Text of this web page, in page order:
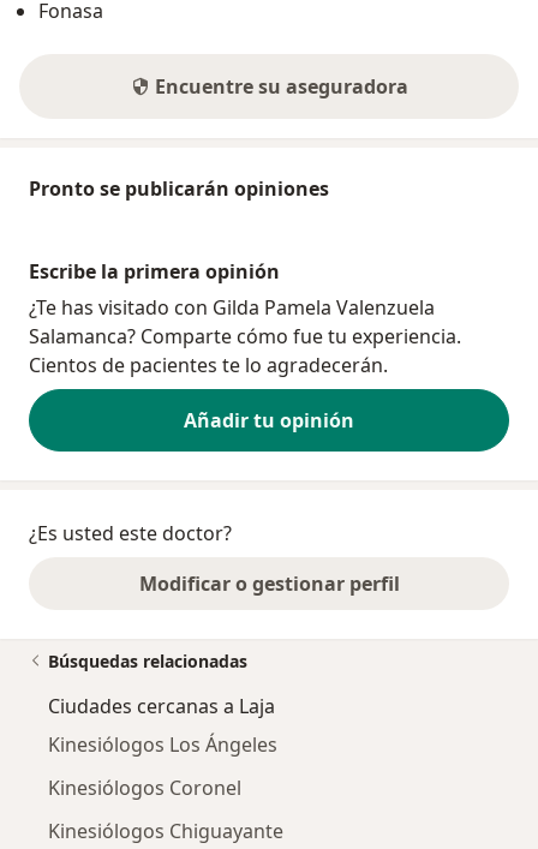
Fonasa
Encuentre su aseguradora
Pronto se publicarán opiniones
Escribe la primera opinión
¿Te has visitado con Gilda Pamela Valenzuela
Salamanca? Comparte cómo fue tu experiencia.
Cientos de pacientes te lo agradecerán.
Añadir tu opinión
¿Es usted este doctor?
Modificar o gestionar perfil
Búsquedas relacionadas
Ciudades cercanas a Laja
Kinesiólogos Los Ángeles
Kinesiólogos Coronel
Kinesiólogos Chiguayante